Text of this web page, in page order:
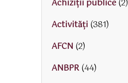
Achiziții publice(2)
Activităţi (381)
AFCN (2)
ANBPR(44)